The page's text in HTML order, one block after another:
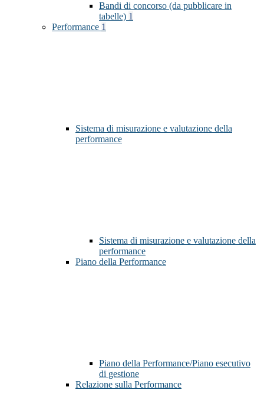
Bandi di concorso (da pubblicare in
tabelle) 1
Performance 1
Sistema di misurazione e valutazione della
performance
Sistema di misurazione e valutazione della
performance
Piano della Performance
Piano della Performance/Piano esecutivo
di gestione
Relazione sulla Performance